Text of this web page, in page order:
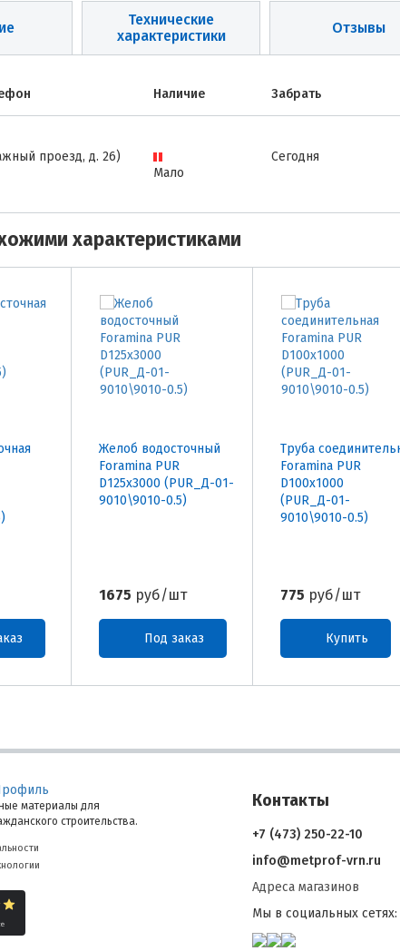
Технические
характеристики
Отзывы
Наличие Забрать
проезд, д. 26)
Мало
Сегодня
характеристиками
Желоб водосточный
Foramina PUR
D125х3000 (PUR_Д-01-
9010\9010-0.5)
1675 руб/шт
Под заказ
Труба
Foramina PUR
D100х1000
(PUR_Д-01-
9010\9010-0.5)
775 руб/шт
Купить
материалы для
строительства.
Контакты
+7 (473) 250-22-10
info@metprof-vrn.ru
Адреса магазинов
Мы в социальных сетях: